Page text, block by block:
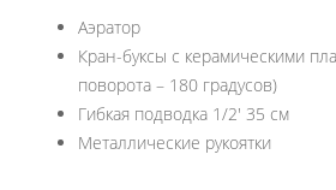
Аэратор
Кран-буксы с керамическими
поворота – 180 градусов)
Гибкая подводка 1/2' 35 см
Металлические рукоятки